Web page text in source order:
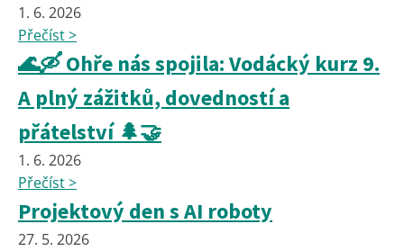
1. 6. 2026
Přečíst >
🌊🛶 Ohře nás spojila: Vodácký kurz 9.
A plný zážitků, dovedností a
přátelství 🌲🤝
1. 6. 2026
Přečíst >
Projektový den s AI roboty
27. 5. 2026